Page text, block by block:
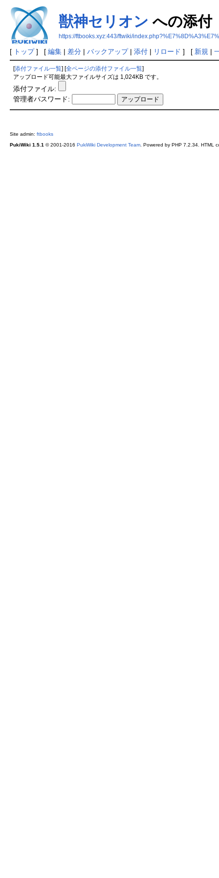
獣神セリオン への添付
https://ftbooks.xyz:443/ftwiki/
[ トップ] [ 編集| 差分| バックアップ| 添付| リロード ] [ 新規 |
添付ファイル一覧 全ページの添付ファイル一覧
アップロード可能最大ファイルサイズは 1,024KB です。
添付ファイル:
管理者パスワード:
Site admin: ftbooks
PukiWiki 1.5.1 © 2001-2016 PukiWiki Development Team. Powered by PHP 7.2.34. HTML